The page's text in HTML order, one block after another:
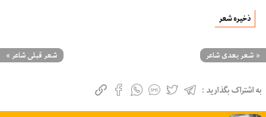
ذخیره شعر
« شعر بعدی شاعر شعر قبلی شاعر»
به اشتراک بگذارید :